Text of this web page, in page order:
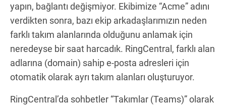
yapın, bağlantı değişmiyor. Ekibimize “Acme” adını
verdikten sonra, bazı ekip arkadaşlarımızın neden
farklı takım alanlarında olduğunu anlamak için
neredeyse bir saat harcadık. RingCentral, farklı alan
adlarına (domain) sahip e-posta adresleri için
otomatik olarak ayrı takım alanları oluşturuyor.
RingCentral’da sohbetler “Takımlar (Teams)” olarak